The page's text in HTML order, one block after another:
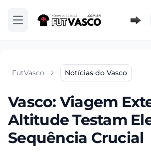
Abrir menu
FutVasco Notícias do Vasco
Vasco: Viagem
Altitude Testam
Sequência Crucial